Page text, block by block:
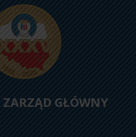
GŁÓWNY